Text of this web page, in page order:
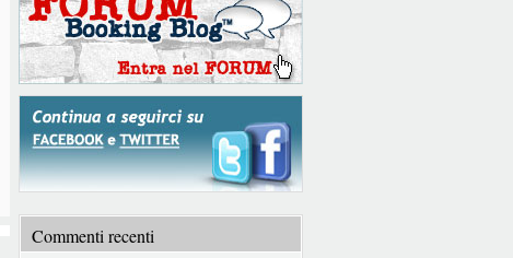
Commenti recenti